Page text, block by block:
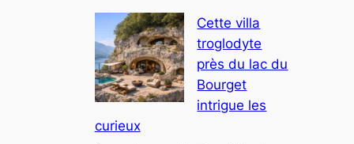
Pourquoi
les
chalets
de
luxe
intègrent
Cette villa
troglodyte
près du lac du
Bourget
intrigue les
curieux